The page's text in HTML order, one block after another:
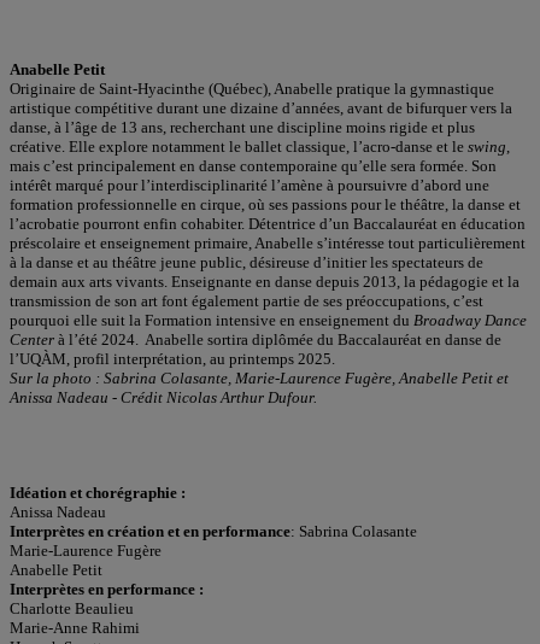
Anabelle Petit
Originaire de Saint-Hyacinthe (Québec), Anabelle pratique la gymnastique
artistique compétitive durant une dizaine d’années, avant de bifurquer vers la
danse, à l’âge de 13 ans, recherchant une discipline moins rigide et plus
créative. Elle explore notamment le ballet classique, l’acro-danse et le swing
mais c’est principalement en danse contemporaine qu’elle sera formée. Son
intérêt marqué pour l’interdisciplinarité l’amène à poursuivre d’abord une
formation professionnelle en cirque, où ses passions pour le théâtre, la danse et
l’acrobatie pourront enfin cohabiter. Détentrice d’un Baccalauréat en éducation
préscolaire et enseignement primaire, Anabelle s’intéresse tout particulièrement
à la danse et au théâtre jeune public, désireuse d’initier les spectateurs de
demain aux arts vivants. Enseignante en danse depuis 2013, la pédagogie et la
transmission de son art font également partie de ses préoccupations, c’est
pourquoi elle suit la Formation intensive en enseignement du Broadway Dance
Center à l’été 2024. Anabelle sortira diplômée du Baccalauréat en danse de
l’UQÀM, profil interprétation, au printemps 2025.
Sur la photo : Sabrina Colasante, Marie-Laurence Fugère, Anabelle Petit et
Anissa Nadeau - Crédit Nicolas Arthur Dufour.
Idéation et chorégraphie :
Anissa Nadeau
Interprètes en création et en performance: Sabrina Colasante
Marie-Laurence Fugère
Anabelle Petit
Interprètes en performance :
Charlotte Beaulieu
Marie-Anne Rahimi